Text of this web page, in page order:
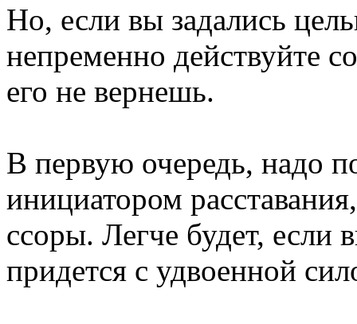
Но, если вы задались
непременно действуйте
его не вернешь.
В первую очередь, надо
инициатором
ссоры. Легче будет, если
придется с удвоенной